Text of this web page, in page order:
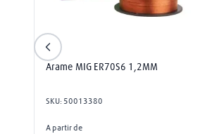
Arame MIG ER70S6 1,2MM
SKU: 50013380
A partir de